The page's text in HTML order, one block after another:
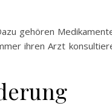
gehören
ihren Arzt